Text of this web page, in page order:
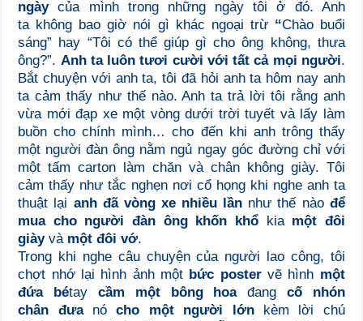
ngàycủa mình trong những ngày tôi ở đó. Anh
ta không bao giờ nói gì khác ngoại trừ“Chào buổi
sáng” hay “Tôi có thể giúp gì cho ông không, thưa
ông?”. Anh ta luôn tươi cười với tất cả mọi người.
Bắt chuyện với anh ta, tôi đã hỏi anh ta hôm nay anh
ta cảm thấy như thế nào. Anh ta trả lời tôi rằng anh
vừa mới đạp xe một vòng dưới trời tuyết và lấy làm
buồn cho chính mình… cho đến khi anh trông thấy
một người đàn ông nằm ngủ ngay góc đường chỉ với
một tấm carton làm chăn và chân không giày. Tôi
cảm thấy như tắc nghẹn nơi cổ họng khi nghe anh ta
thuật lại anh đã vòng xe nhiều lần như thế nào để
mua cho người đàn ông khốn khổ kiamột đôi
giàyvà một đôi vớ.
Trong khi nghe câu chuyện của người lao công, tôi
chợt nhớ lại hình ảnh một bức postervẽ hình một
đứa bétay cầm một bông hoađang cố nhón
chân
đưa nó cho một người lớnkèm lời chú